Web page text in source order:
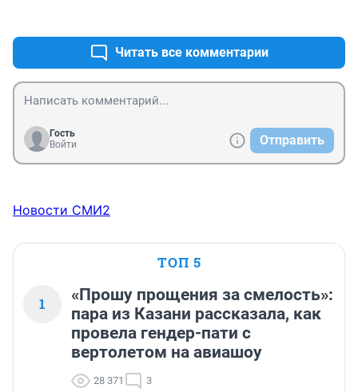
Читать все комментарии
Гость
Войти
Отправить
Новости СМИ2
ТОП 5
1
«Прошу прощения за смелость»:
пара из Казани рассказала, как
провела гендер-пати с
вертолетом на авиашоу
28 371 3